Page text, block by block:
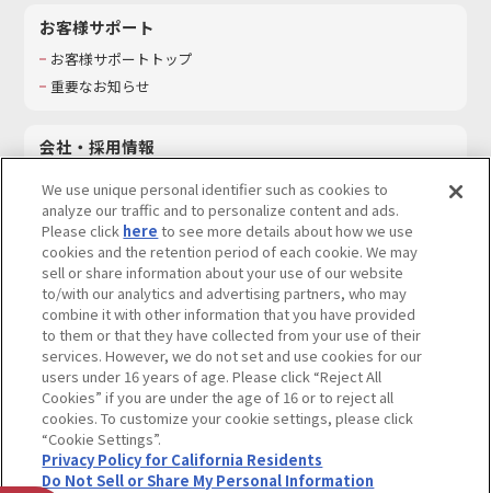
お客様サポート
お客様サポートトップ
重要なお知らせ
会社・採用情報
採用情報
サステナビリティ
お問い合わせ
ウェブサイトご利用条件 ソーシャルメディアポリシー
個人情報及び特定個人情報等の取り扱いに関する保護方針
Do Not Sell or Share My Personal Information著作権・商標について
カスタマーハラスメントに対する基本的な対応方針
We use unique personal identifier such as cookies to
analyze our traffic and to personalize content and ads.
Please click here to see more details about how we use
cookies and the retention period of each cookie. We may
sell or share information about your use of our website
to/with our analytics and advertising partners, who may
combine it with other information that you have provided
to them or that they have collected from your use of their
services. However, we do not set and use cookies for our
users under 16 years of age. Please click “Reject All
Cookies” if you are under the age of 16 or to reject all
cookies. To customize your cookie settings, please click
“Cookie Settings”.
Privacy Policy for California Residents
Do Not Sell or Share My Personal Information